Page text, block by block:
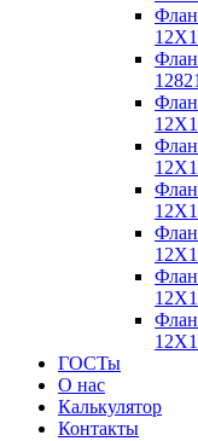
ГОСТы
О нас
Калькулятор
Контакты